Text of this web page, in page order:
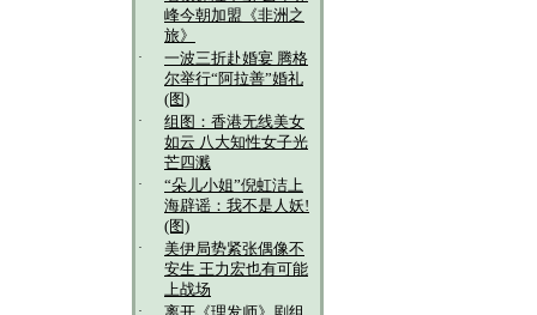
峰今朝加盟《非洲之
旅》
·
一波三折赴婚宴 腾格
尔举行“阿拉善”婚礼
(图)
·
组图：香港无线美女
如云 八大知性女子光
芒四溅
·
“朵儿小姐”倪虹洁上
海辟谣：我不是人妖!
(图)
·
美伊局势紧张偶像不
安生 王力宏也有可能
上战场
·